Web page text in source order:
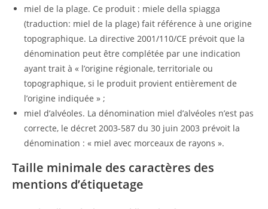
miel de la plage. Ce produit : miele della spiagga
(traduction: miel de la plage) fait référence à une origine
topographique. La directive 2001/110/CE prévoit que la
dénomination peut être complétée par une indication
ayant trait à « l’origine régionale, territoriale ou
topographique, si le produit provient entièrement de
l’origine indiquée » ;
miel d’alvéoles. La dénomination miel d’alvéoles n’est pas
correcte, le décret 2003-587 du 30 juin 2003 prévoit la
dénomination : « miel avec morceaux de rayons ».
Taille minimale des caractères des
mentions d’étiquetage